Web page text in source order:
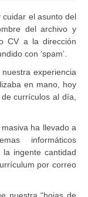
el asunto del
del archivo y
CV a la dirección
con ‘spam’.
experiencia
en mano, hoy
currículos al día,
ha llevado a
informáticos
ingente cantidad
por correo
nuestra “hojas de